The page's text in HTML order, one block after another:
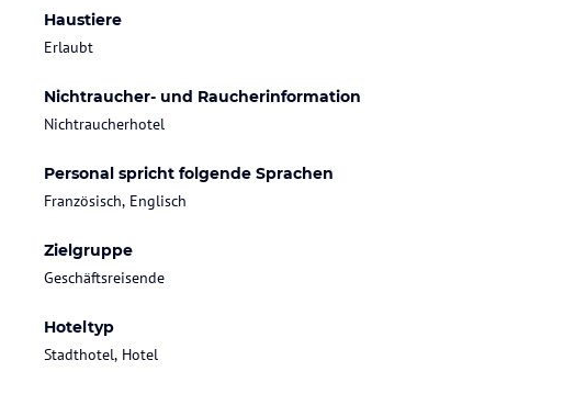
Haustiere
Erlaubt
Nichtraucher- und Raucherinformation
Nichtraucherhotel
Personal spricht folgende Sprachen
Französisch, Englisch
Zielgruppe
Geschäftsreisende
Hoteltyp
Stadthotel, Hotel